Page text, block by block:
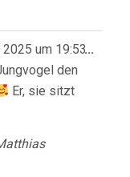
2025 um 19:53
den
Er, sie sitzt
...